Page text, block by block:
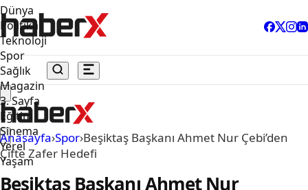
Dünya
Politika
Teknoloji
Spor
Sağlık
Magazin
3. Sayfa
Eğitim
Sinema
Yerel
Yaşam
Anasayfa›Spor›Beşiktaş Başkanı Ahmet Nur Çebi’den
Çifte Zafer Hedefi
Beşiktaş Başkanı Ahmet Nur